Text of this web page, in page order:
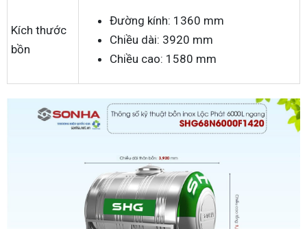
Kích thước
bồn
Đường kính: 1360 mm
Chiều dài: 3920 mm
Chiều cao: 1580 mm